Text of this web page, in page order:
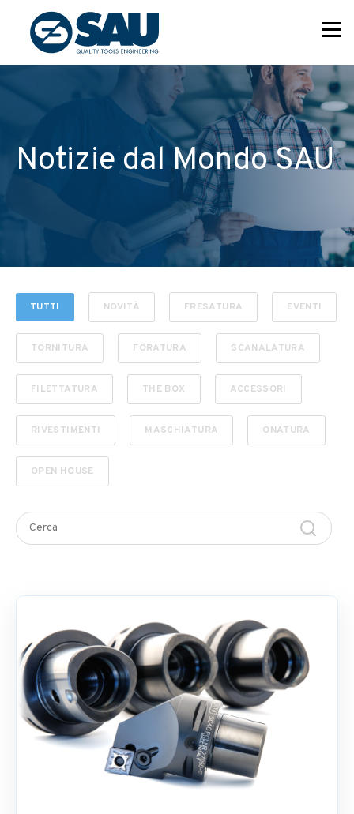
Notizie dal Mondo SAU
TUTTI NOVITÀ FRESATURA EVENTI
TORNITURA FORATURA SCANALATURA
FILETTATURA THE BOX ACCESSORI
RIVESTIMENTI MASCHIATURA ONATURA
OPEN HOUSE